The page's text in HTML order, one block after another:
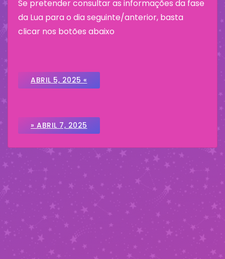
Se pretender consultar as informações da fase
da Lua para o dia seguinte/anterior, basta
clicar nos botões abaixo
ABRIL 5, 2025 «
» ABRIL 7, 2025